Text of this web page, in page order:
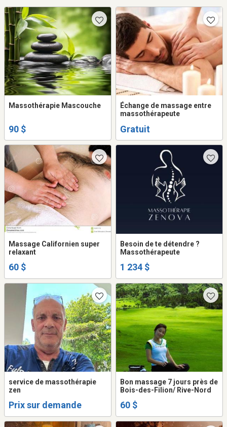
Massothérapie Mascouche
90 $
Échange de massage entre
massothérapeute
Gratuit
Massage Californien super
relaxant
60 $
Besoin de te détendre ?
Massothérapeute
1 234 $
service de massothérapie
zen
Prix sur demande
Bon massage 7 jours près de
Bois-des-Filion/ Rive-Nord
60 $